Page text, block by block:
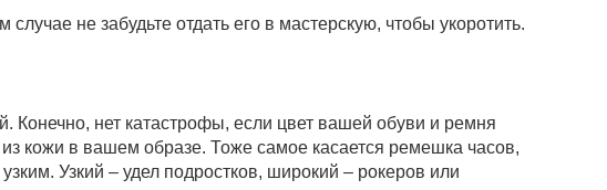
не забудьте отдать его в мастерскую, чтобы укоротить.
Конеч­но, нет катастрофы, если цвет вашей обуви и ремня
кожи в вашем образе. Тоже самое касается ремешка часов,
Узкий – удел подростков, широкий – рокеров или